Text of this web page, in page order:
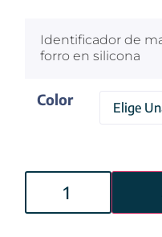
Identificador de
forro en silicona
Color